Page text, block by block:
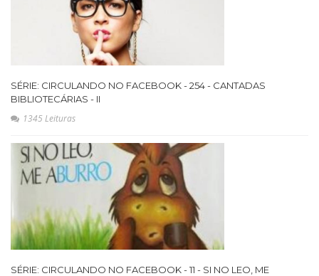
SÉRIE: CIRCULANDO NO FACEBOOK - 254 - CANTADAS
BIBLIOTECÁRIAS - II
1345 Leituras
SÉRIE: CIRCULANDO NO FACEBOOK - 11 - SI NO LEO, ME